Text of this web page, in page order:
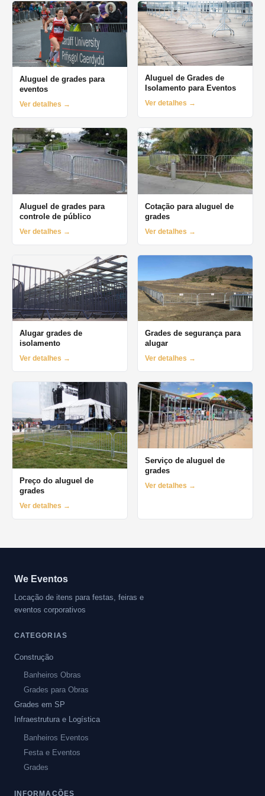
Aluguel de grades para
eventos
Ver detalhes →
Aluguel de Grades de
Isolamento para Eventos
Ver detalhes →
Aluguel de grades para
controle de público
Ver detalhes →
Cotação para aluguel de
grades
Ver detalhes →
Alugar grades de
isolamento
Ver detalhes →
Grades de segurança para
alugar
Ver detalhes →
Preço do aluguel de
grades
Ver detalhes →
Serviço de aluguel de
grades
Ver detalhes →
We Eventos
Locação de itens para festas, feiras e
eventos corporativos
CATEGORIAS
Construção
Banheiros Obras
Grades para Obras
Grades em SP
Infraestrutura e Logística
Banheiros Eventos
Festa e Eventos
Grades
INFORMAÇÕES